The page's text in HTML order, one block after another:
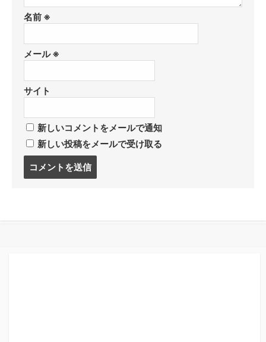
名前 ※
メール※
サイト
新しいコメントをメールで通知
新しい投稿をメールで受け取る